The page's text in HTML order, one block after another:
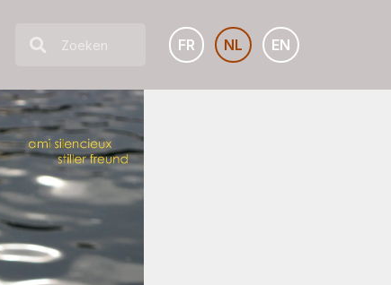
FR NL EN